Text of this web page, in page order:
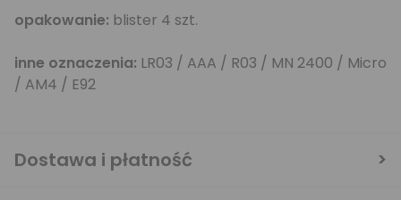
opakowanie: blister 4 szt.
inne oznaczenia: LR03 / AAA / R03 / MN 2400 / Micro
/ AM4 / E92
Dostawa i płatność